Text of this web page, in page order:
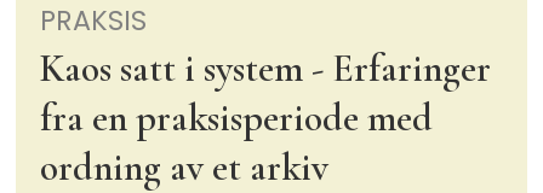
PRAKSIS
Kaos satt i system - Erfaringer
fra en praksisperiode med
ordning av et arkiv